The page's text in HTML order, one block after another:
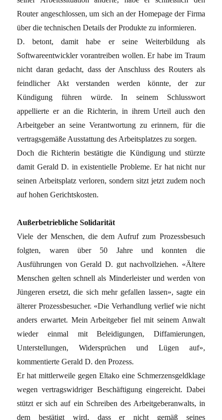
Router angeschlossen, um sich an der Homepage der Firma
über die technischen Details der Produkte zu informieren.
D. betont, damit habe er seine Weiterbildung als
Softwareentwickler vorantreiben wollen. Er habe im Traum
nicht daran gedacht, dass der Anschluss des Routers als
feindlicher Akt verstanden werden könnte, der zur
Kündigung führen würde. In seinem Schlusswort
appellierte er an die Richterin, in ihrem Urteil auch den
Arbeitgeber an seine Verantwortung zu erinnern, für die
vertragsgemäße Ausstattung des Arbeitsplatzes zu sorgen.
Doch die Richterin bestätigte die Kündigung und stürzte
damit Gerald D. in existentielle Probleme. Er hat nicht nur
seinen Arbeitsplatz verloren, sondern sitzt jetzt zudem noch
auf hohen Gerichtskosten.
Außerbetriebliche Solidarität
Viele der Menschen, die dem Aufruf zum Prozessbesuch
folgten, waren über 50 Jahre und konnten die
Ausführungen von Gerald D. gut nachvollziehen. «Ältere
Menschen gelten schnell als Minderleister und werden von
Jüngeren ersetzt, die sich mehr gefallen lassen», sagte ein
älterer Prozessbesucher. «Die Verhandlung verlief wie nicht
anders erwartet. Mein Arbeitgeber fiel mit seinem Anwalt
wieder einmal mit Beleidigungen, Diffamierungen,
Unterstellungen, Widersprüchen und Lügen auf»,
kommentierte Gerald D. den Prozess.
Er hat mittlerweile gegen Eltako eine Schmerzensgeldklage
wegen vertragswidriger Beschäftigung eingereicht. Dabei
stützt er sich auf ein Schreiben des Arbeitgeberanwalts, in
dem bestätigt wird, dass er nicht gemäß seines